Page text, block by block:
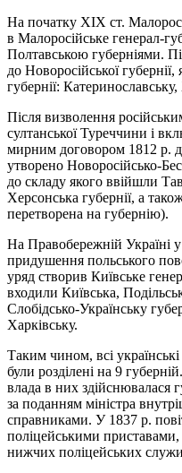
На початку ХІХ ст.
в Малоросійське генерал-
Полтавською губерніями.
до Новоросійської
губернії:
Після визволення
султанської Туреччини і
мирним договором 1812 р.
утворено Новоросійсько-
до складу якого ввійшли
Херсонська губернії, а
перетворена на губернію).
На Правобережній Україні
придушення польського
уряд створив Київське
входили Київська,
Слобідсько-Українську
Харківську.
Таким чином, всі
були розділені на 9
влада в них здійснювалася
за поданням міністра
справниками. У 1837 р.
поліцейськими
нижчих поліцейських